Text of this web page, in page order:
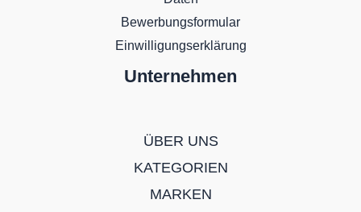
Bewerbungsformular
Einwilligungserklärung
Unternehmen
ÜBER UNS
KATEGORIEN
MARKEN